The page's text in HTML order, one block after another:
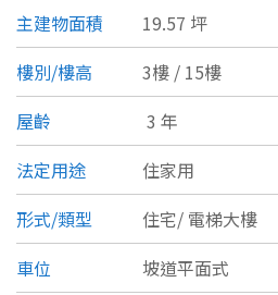
宜蘭縣
桃園市
新竹市
新竹縣
苗栗縣
台中市
類型(可複選)
公寓
別墅 透天厝
農舍 辦公
主建物面積
19.57 坪
樓別/樓高
3樓 / 15樓
屋齡
3 年
法定用途
住家用
形式/類型
住宅/ 電梯大樓
車位
坡道平面式